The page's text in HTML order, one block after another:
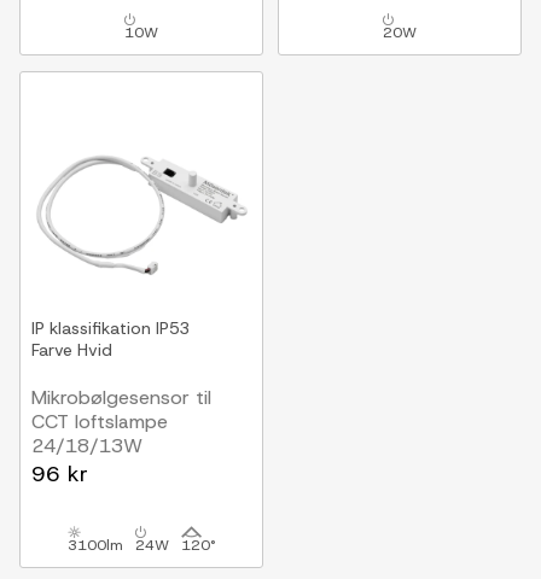
10W 20W
IP klassifikation IP53
Farve Hvid
Mikrobølgesensor til
CCT loftslampe
24/18/13W
96 kr
3100lm 24W 120°